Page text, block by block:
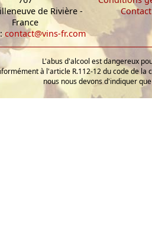
de Rivière -
France
contact@vins-fr.com
Contact
L'abus d'alcool est dangereux
à l'article R.112-12 du code de la
nous nous devons d'indiquer